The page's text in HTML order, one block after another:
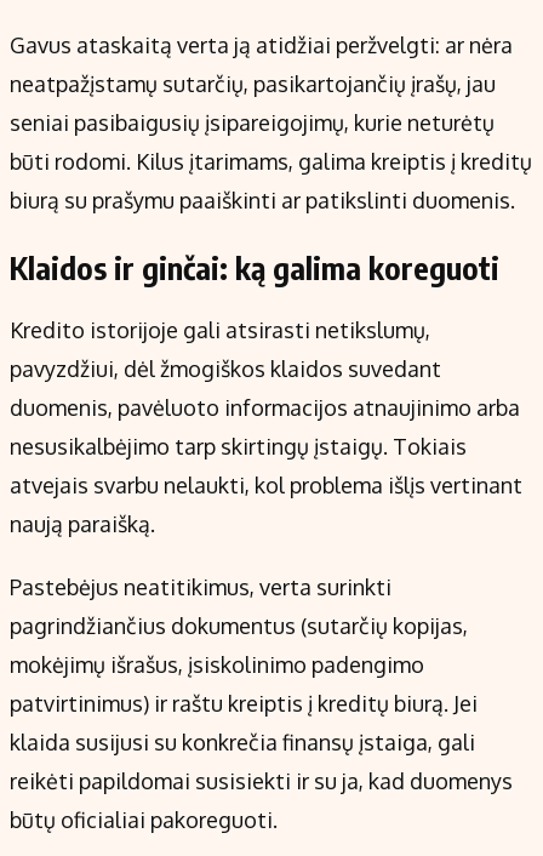
Gavus ataskaitą verta ją atidžiai peržvelgti: ar nėra
neatpažįstamų sutarčių, pasikartojančių įrašų, jau
seniai pasibaigusių įsipareigojimų, kurie neturėtų
būti rodomi. Kilus įtarimams, galima kreiptis į kreditų
biurą su prašymu paaiškinti ar patikslinti duomenis.
Klaidos ir ginčai: ką galima koreguoti
Kredito istorijoje gali atsirasti netikslumų,
pavyzdžiui, dėl žmogiškos klaidos suvedant
duomenis, pavėluoto informacijos atnaujinimo arba
nesusikalbėjimo tarp skirtingų įstaigų. Tokiais
atvejais svarbu nelaukti, kol problema išlįs vertinant
naują paraišką.
Pastebėjus neatitikimus, verta surinkti
pagrindžiančius dokumentus (sutarčių kopijas,
mokėjimų išrašus, įsiskolinimo padengimo
patvirtinimus) ir raštu kreiptis į kreditų biurą. Jei
klaida susijusi su konkrečia finansų įstaiga, gali
reikėti papildomai susisiekti ir su ja, kad duomenys
būtų oficialiai pakoreguoti.